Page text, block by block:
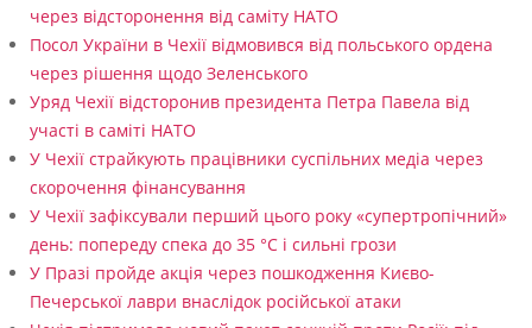
е
а
ш
н
через відсторонення від саміту НАТО
Посол України в Чехії відмовився від польського ордена
через рішення щодо Зеленського
Уряд Чехії відсторонив президента Петра Павела від
участі в саміті НАТО
У Чехії страйкують працівники суспільних медіа через
скорочення фінансування
У Чехії зафіксували перший цього року «супертропічний»
день: попереду спека до 35 °C і сильні грози
У Празі пройде акція через пошкодження Києво-
Печерської лаври внаслідок російської атаки